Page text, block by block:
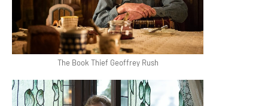
The Book Thief Geoffrey Rush